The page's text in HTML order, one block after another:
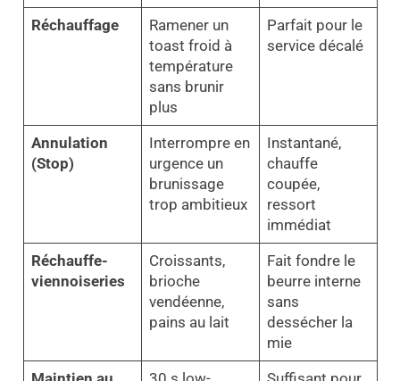
Réchauffage
Ramener un
toast froid à
température
sans brunir
plus
Parfait pour le
service décalé
Annulation
(Stop)
Interrompre en
urgence un
brunissage
trop ambitieux
Instantané,
chauffe
coupée,
ressort
immédiat
Réchauffe-
viennoiseries
Croissants,
brioche
vendéenne,
pains au lait
Fait fondre le
beurre interne
sans
dessécher la
mie